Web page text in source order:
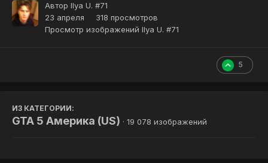
Автор Ilya U. #71
23 апреля
318 просмотров
Просмотр изображений Ilya U. #71
5
ИЗ КАТЕГОРИИ:
GTA 5 Америка (US) · 19 078 изображений